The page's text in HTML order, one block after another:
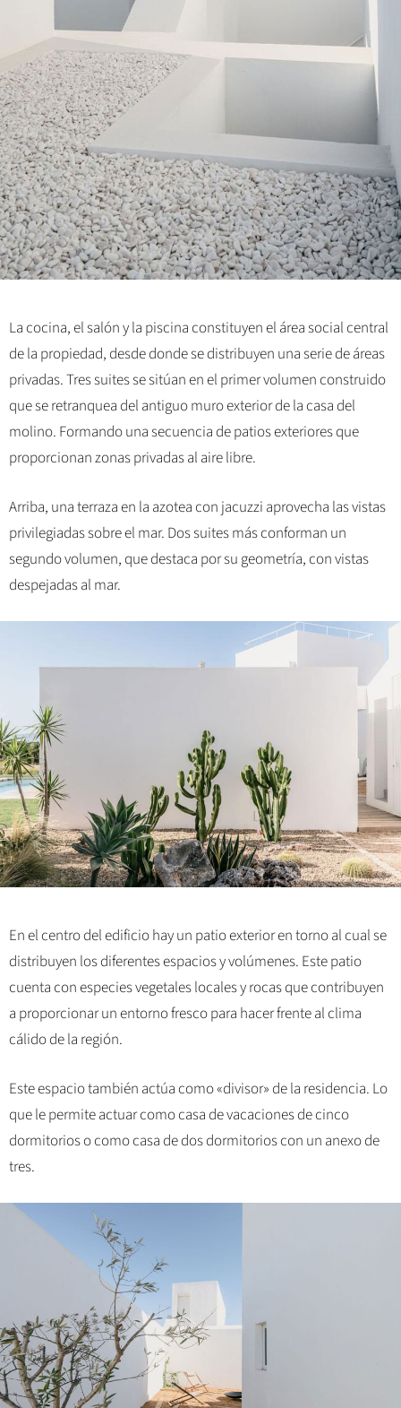
La cocina, el salón y la piscina constituyen el área social central
de la propiedad, desde donde se distribuyen una serie de áreas
privadas. Tres suites se sitúan en el primer volumen construido
que se retranquea del antiguo muro exterior de la casa del
molino. Formando una secuencia de patios exteriores que
proporcionan zonas privadas al aire libre.
Arriba, una terraza en la azotea con jacuzzi aprovecha las vistas
privilegiadas sobre el mar. Dos suites más conforman un
segundo volumen, que destaca por su geometría, con vistas
despejadas al mar.
En el centro del edificio hay un patio exterior en torno al cual se
distribuyen los diferentes espacios y volúmenes. Este patio
cuenta con especies vegetales locales y rocas que contribuyen
a proporcionar un entorno fresco para hacer frente al clima
cálido de la región.
Este espacio también actúa como «divisor» de la residencia. Lo
que le permite actuar como casa de vacaciones de cinco
dormitorios o como casa de dos dormitorios con un anexo de
tres.